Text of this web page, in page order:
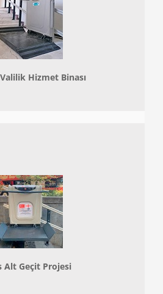
Hizmet Binası
Alt Geçit Projesi